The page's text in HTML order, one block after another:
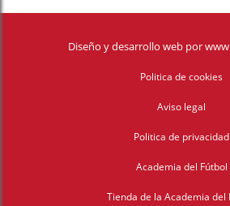
Diseño y desarrollo web por
Politica de cookies
Aviso legal
Politica de privacidad
Academia del Fútbol
Tienda de la Academia del